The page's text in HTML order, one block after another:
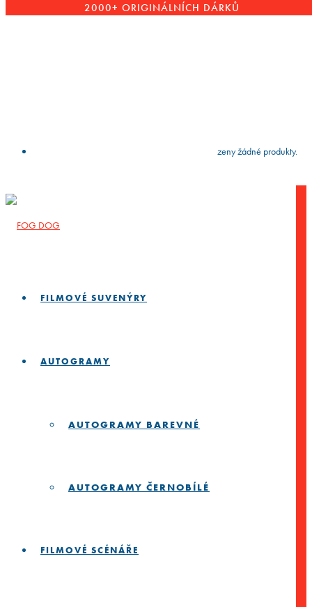
2000+ ORIGINÁLNÍCH DÁRKŮ
FILMOVÉ SUVENÝRY
AUTOGRAMY
AUTOGRAMY BAREVNÉ
AUTOGRAMY ČERNOBÍLÉ
FILMOVÉ SCÉNÁŘE
press Nebyly nalezeny žádné produkty.